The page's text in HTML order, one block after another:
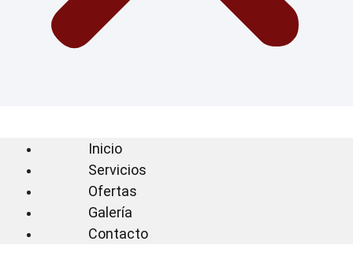
Inicio
Servicios
Ofertas
Galería
Contacto